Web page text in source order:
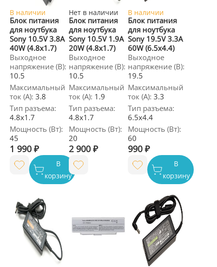
В наличии
Блок питания
для ноутбука
Sony 10.5V 3.8A
40W (4.8x1.7)
Выходное
напряжение (В):
10.5
Максимальный
ток (А): 3.8
Тип разъема:
4.8x1.7
Мощность (Вт):
45
1 990 ₽
В
корзину
Нет в наличии
Блок питания
для ноутбука
Sony 10.5V 1.9A
20W (4.8x1.7)
Выходное
напряжение (В):
10.5
Максимальный
ток (А): 1.9
Тип разъема:
4.8x1.7
Мощность (Вт):
20
2 900 ₽
В наличии
Блок питания
для ноутбука
Sony 19.5V 3.3A
60W (6.5x4.4)
Выходное
напряжение (В):
19.5
Максимальный
ток (А): 3.3
Тип разъема:
6.5x4.4
Мощность (Вт):
60
990 ₽
В
корзину